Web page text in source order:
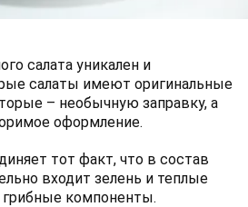
салата уникален и
салаты имеют оригинальные
– необычную заправку, а
оформление.
тот факт, что в состав
входит зелень и теплые
компоненты.